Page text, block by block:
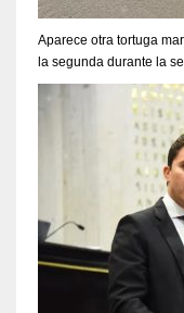
Aparece otra tortuga
la segunda durante la